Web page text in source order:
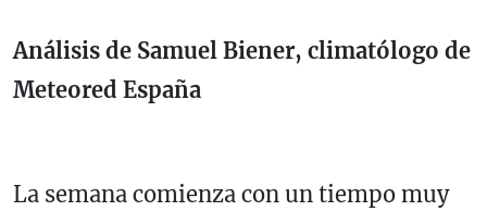
Análisis de Samuel Biener, climatólogo de
Meteored España
La semana comienza con un tiempo muy